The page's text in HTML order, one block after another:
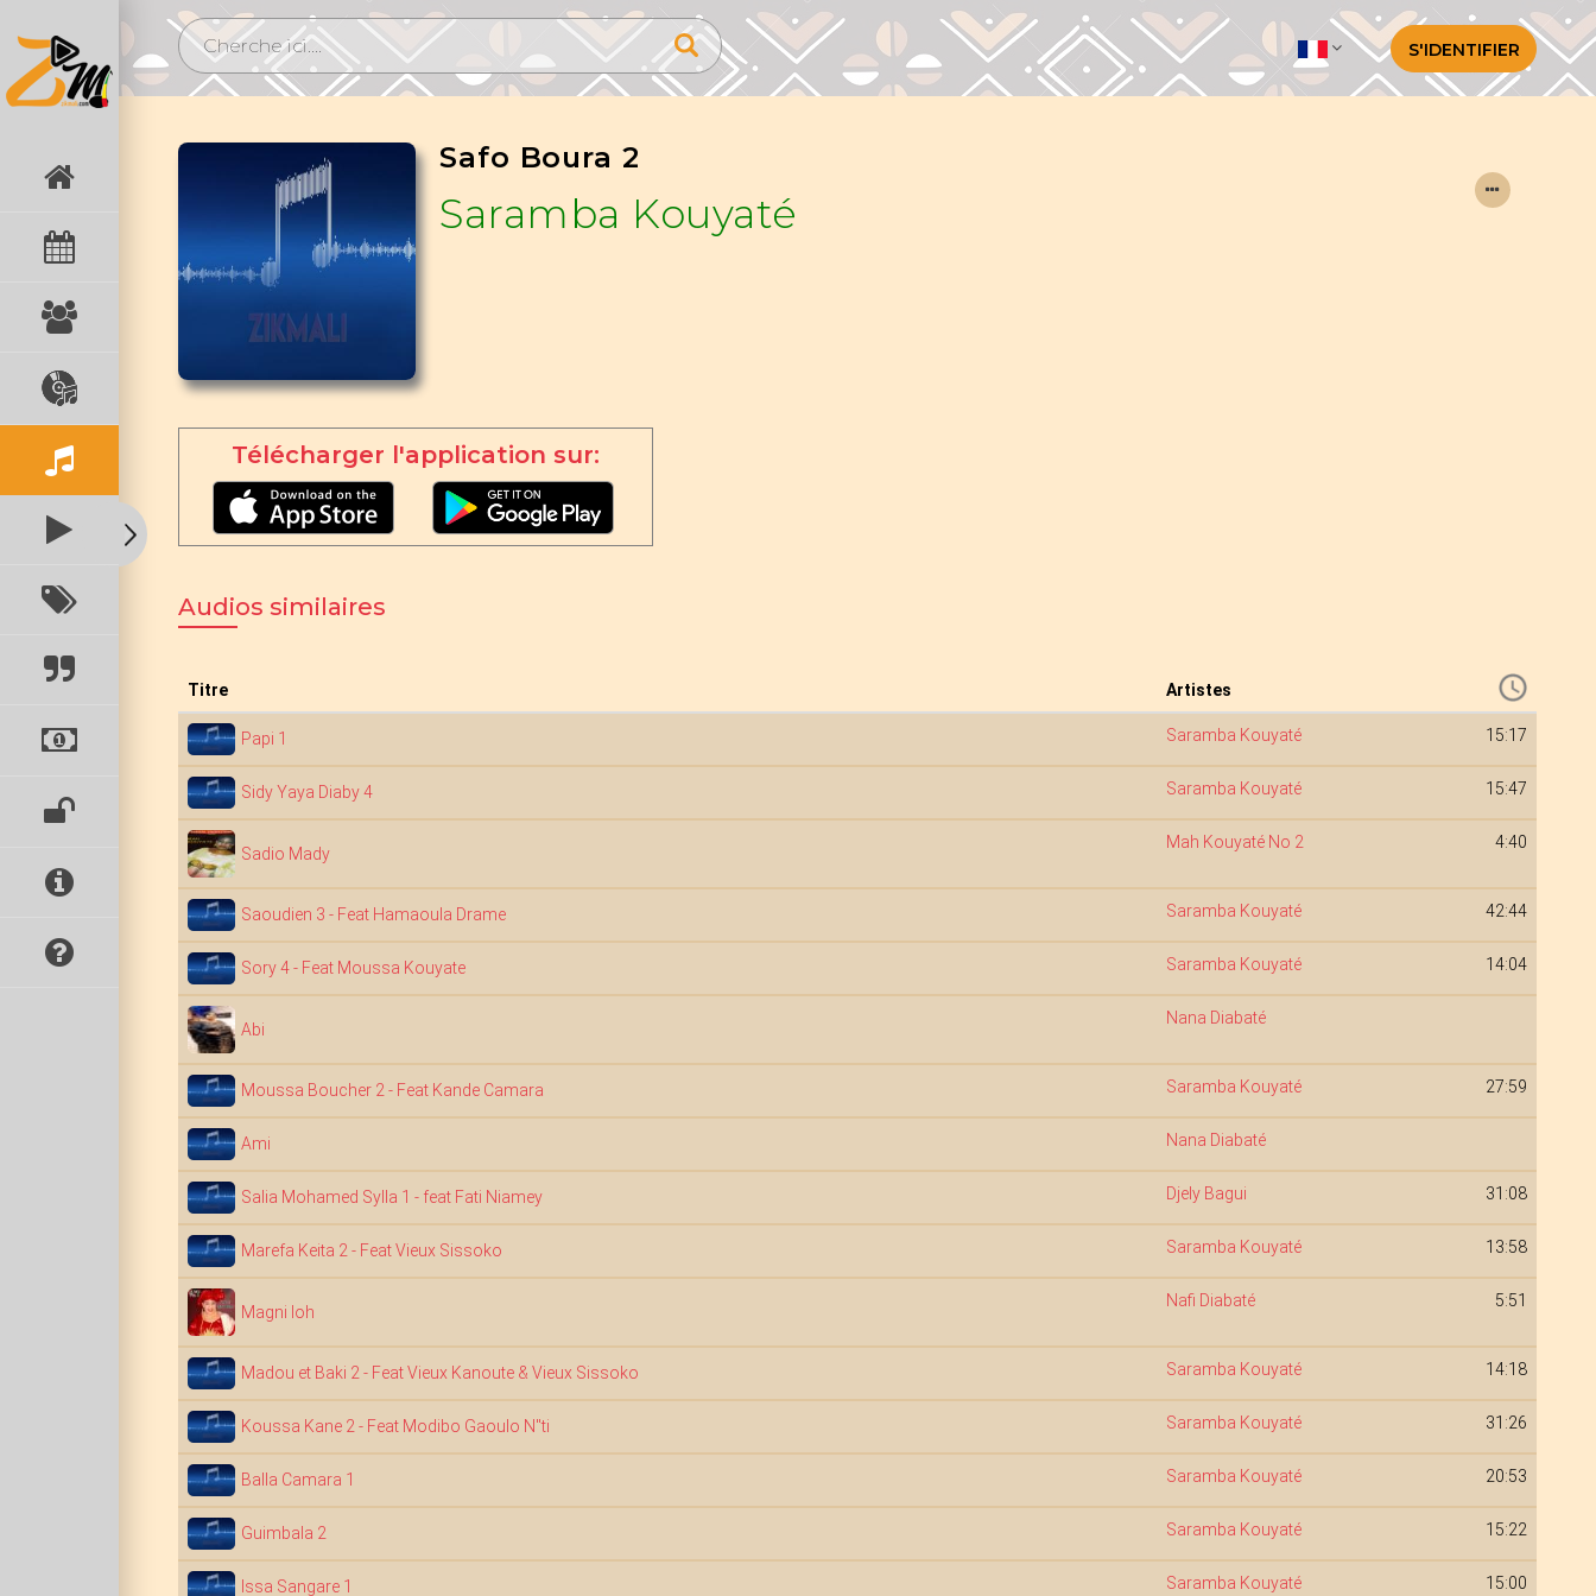
S'IDENTIFIER
Safo Boura 2
Saramba Kouyaté
Télécharger l'application sur:
Audios similaires
Titre Artistes
Papi 1 Saramba Kouyaté 15:17
Sidy Yaya Diaby 4 Saramba Kouyaté 15:47
Sadio Mady
Mah Kouyaté No 2 4:40
Saoudien 3 - Feat Hamaoula Drame Saramba Kouyaté 42:44
Sory 4 - Feat Moussa Kouyate Saramba Kouyaté 14:04
Abi
Nana Diabaté
Moussa Boucher 2 - Feat Kande Camara Saramba Kouyaté 27:59
Ami Nana Diabaté
Salia Mohamed Sylla 1 - feat Fati Niamey Djely Bagui 31:08
Marefa Keita 2 - Feat Vieux Sissoko Saramba Kouyaté 13:58
Magni loh
Nafi Diabaté 5:51
Madou et Baki 2 - Feat Vieux Kanoute & Vieux Sissoko Saramba Kouyaté 14:18
Koussa Kane 2 - Feat Modibo Gaoulo N"ti Saramba Kouyaté 31:26
Balla Camara 1 Saramba Kouyaté 20:53
Guimbala 2 Saramba Kouyaté 15:22
Issa Sangare 1 Saramba Kouyaté 15:00